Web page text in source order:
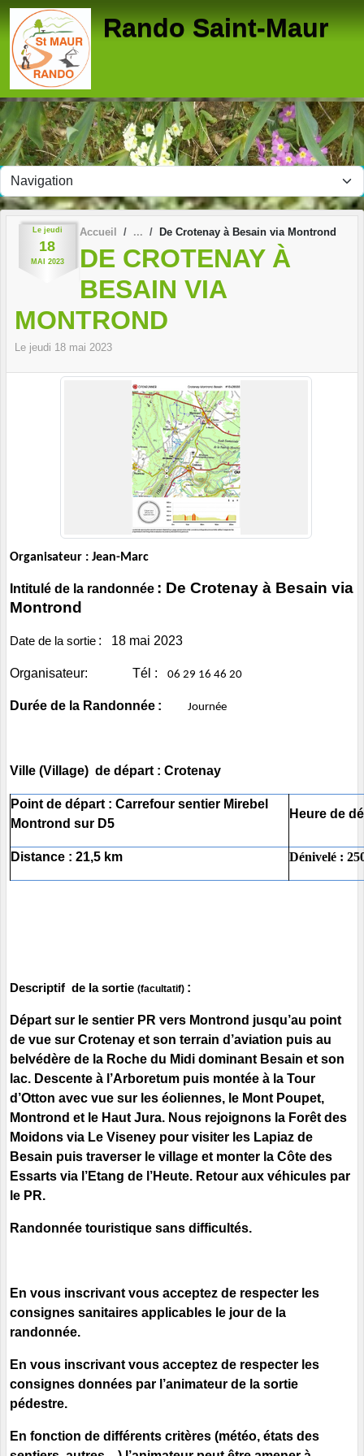
Rando Saint-Maur
Le jeudi
18
MAI 2023
Accueil De Crotenay à Besain via Montrond
DE CROTENAY À
BESAIN VIA
MONTROND
Le jeudi 18 mai 2023
Organisateur : Jean-Marc
Intitulé de la randonnée : De Crotenay à Besain via
Montrond
Date de la sortie : 18 mai 2023
Organisateur: Tél : 06 29 16 46 20
Durée de la Randonnée : Journée
Ville (Village) de départ : Crotenay
Point de départ : Carrefour sentier Mirebel
Montrond sur D5
Heure de
Distance : 21,5 km Dénivelé :
Descriptif de la sortie (facultatif) :
Départ sur le sentier PR vers Montrond jusqu’au point
de vue sur Crotenay et son terrain d’aviation puis au
belvédère de la Roche du Midi dominant Besain et son
lac. Descente à l’Arboretum puis montée à la Tour
d’Otton avec vue sur les éoliennes, le Mont Poupet,
Montrond et le Haut Jura. Nous rejoignons la Forêt des
Moidons via Le Viseney pour visiter les Lapiaz de
Besain puis traverser le village et monter la Côte des
Essarts via l’Etang de l’Heute. Retour aux véhicules par
le PR.
Randonnée touristique sans difficultés.
En vous inscrivant vous acceptez de respecter les
consignes sanitaires applicables le jour de la
randonnée.
En vous inscrivant vous acceptez de respecter les
consignes données par l’animateur de la sortie
pédestre.
En fonction de différents critères (météo, états des
Panneau de gestion des cookies